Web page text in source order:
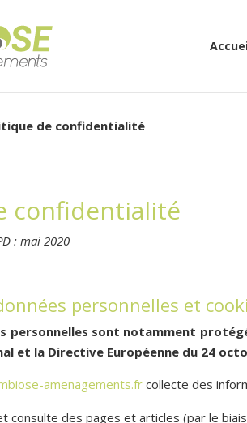
de confidentialité
confidentialité
: mai 2020
personnelles et
personnelles sont notamment
et la Directive Européenne du 24
amenagements.frcollecte des
consulte des pages et articles (par le